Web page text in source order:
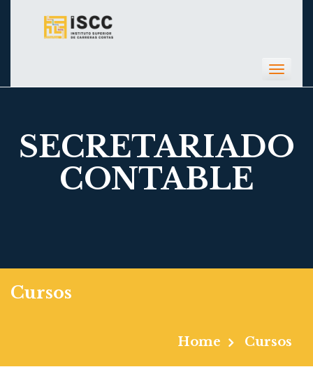
SECRETARIADO
CONTABLE
Cursos
Home Cursos